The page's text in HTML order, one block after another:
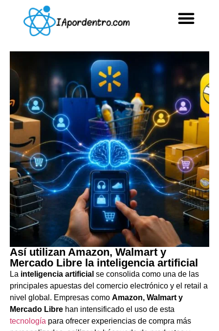
Así utilizan Amazon, Walmart y
Mercado Libre la inteligencia artificial
La inteligencia artificial se consolida como una de las
principales apuestas del comercio electrónico y el retail a
nivel global. Empresas como Amazon, Walmart y
Mercado Libre han intensificado el uso de esta
tecnología para ofrecer experiencias de compra más